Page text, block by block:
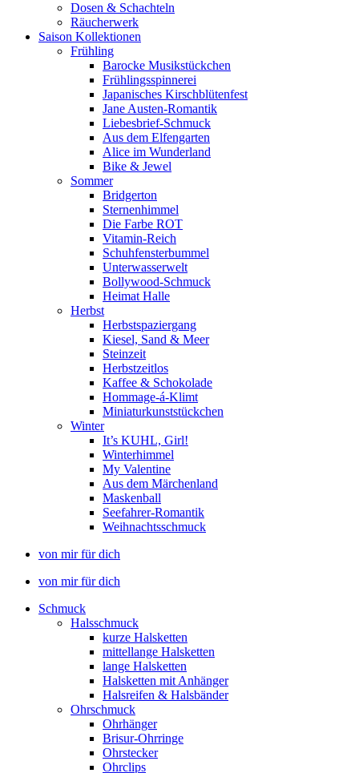
Dosen & Schachteln
Räucherwerk
Saison Kollektionen
Frühling
Barocke Musikstückchen
Frühlingsspinnerei
Japanisches Kirschblütenfest
Jane Austen-Romantik
Liebesbrief-Schmuck
Aus dem Elfengarten
Alice im Wunderland
Bike & Jewel
Sommer
Bridgerton
Sternenhimmel
Die Farbe ROT
Vitamin-Reich
Schuhfensterbummel
Unterwasserwelt
Bollywood-Schmuck
Heimat Halle
Herbst
Herbstspaziergang
Kiesel, Sand & Meer
Steinzeit
Herbstzeitlos
Kaffee & Schokolade
Hommage-á-Klimt
Miniaturkunststückchen
Winter
It’s KUHL, Girl!
Winterhimmel
My Valentine
Aus dem Märchenland
Maskenball
Seefahrer-Romantik
Weihnachtsschmuck
von mir für dich
von mir für dich
Schmuck
Halsschmuck
kurze Halsketten
mittellange Halsketten
lange Halsketten
Halsketten mit Anhänger
Halsreifen & Halsbänder
Ohrschmuck
Ohrhänger
Brisur-Ohrringe
Ohrstecker
Ohrclips